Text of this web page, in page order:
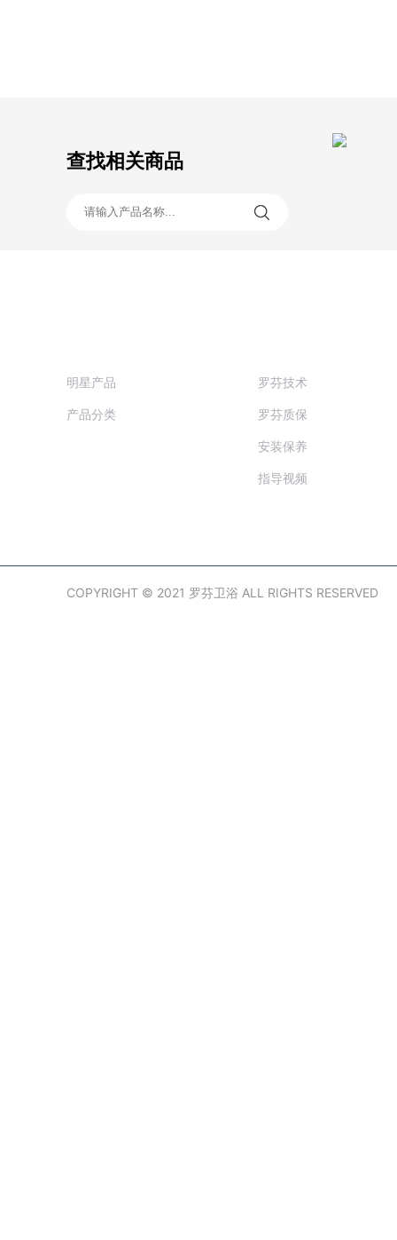
查找相关商品
明星产品
产品分类
罗芬技术
罗芬质保
安装保养
指导视频
COPYRIGHT © 2021 罗芬卫浴 ALL RIGHTS RESERVED